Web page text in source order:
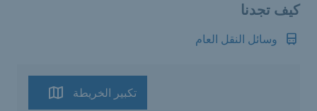
كيف تجدنا
وسائل النقل العام
تكبير الخريطة